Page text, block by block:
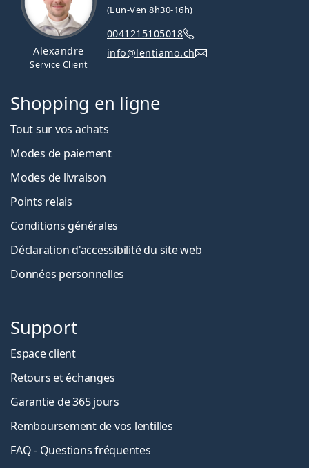
Alexandre
Service Client
(Lun-Ven 8h30-16h)
0041215105018
info@lentiamo.ch
Shopping en ligne
Tout sur vos achats
Modes de paiement
Modes de livraison
Points relais
Conditions générales
Déclaration d'accessibilité du site web
Données personnelles
Support
Espace client
Retours et échanges
Garantie de 365 jours
Remboursement de vos lentilles
FAQ - Questions fréquentes